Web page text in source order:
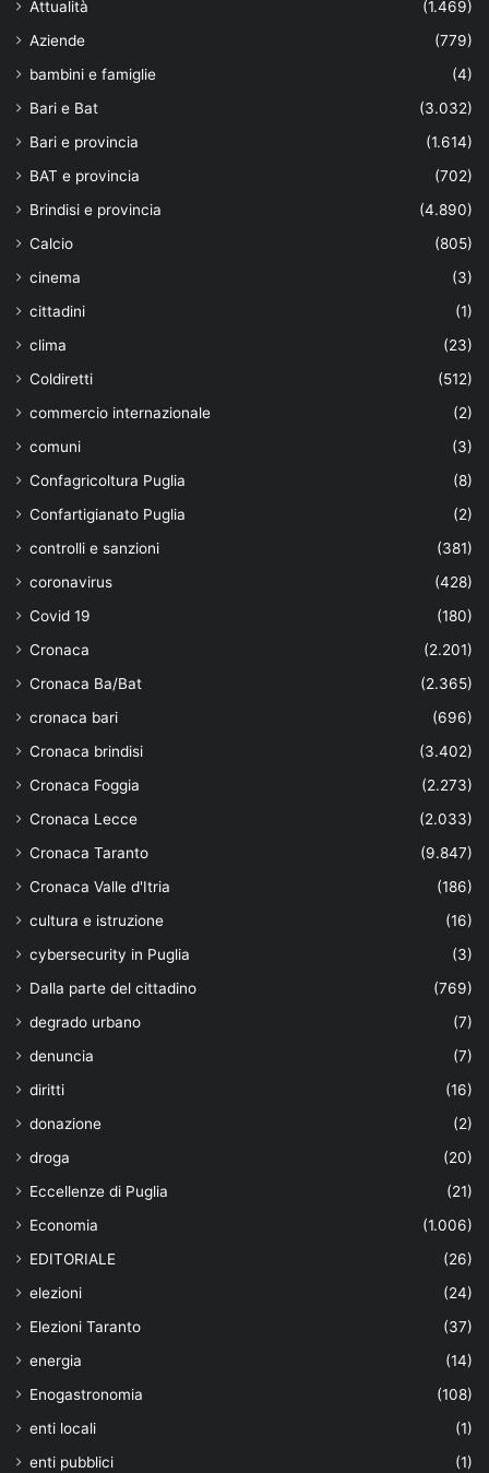
Attualità
(1.469)
Aziende
(779)
bambini e famiglie
(4)
Bari e Bat
(3.032)
Bari e provincia
(1.614)
BAT e provincia
(702)
Brindisi e provincia
(4.890)
Calcio
(805)
cinema
(3)
cittadini
(1)
clima
(23)
Coldiretti
(512)
commercio internazionale
(2)
comuni
(3)
Confagricoltura Puglia
(8)
Confartigianato Puglia
(2)
controlli e sanzioni
(381)
coronavirus
(428)
Covid 19
(180)
Cronaca
(2.201)
Cronaca Ba/Bat
(2.365)
cronaca bari
(696)
Cronaca brindisi
(3.402)
Cronaca Foggia
(2.273)
Cronaca Lecce
(2.033)
Cronaca Taranto
(9.847)
Cronaca Valle d'Itria
(186)
cultura e istruzione
(16)
cybersecurity in Puglia
(3)
Dalla parte del cittadino
(769)
degrado urbano
(7)
denuncia
(7)
diritti
(16)
donazione
(2)
droga
(20)
Eccellenze di Puglia
(21)
Economia
(1.006)
EDITORIALE
(26)
elezioni
(24)
Elezioni Taranto
(37)
energia
(14)
Enogastronomia
(108)
enti locali
(1)
enti pubblici
(1)